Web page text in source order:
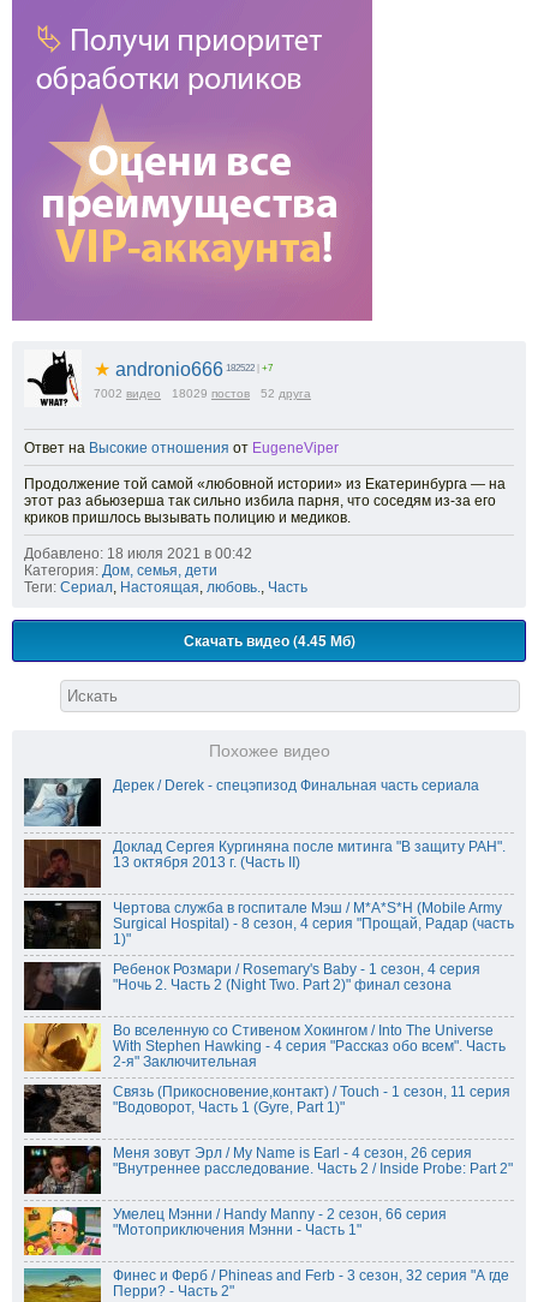
★ andronio666 182522 +7
7002 видео 18029 постов 52 друга
Ответ на Высокие отношения от EugeneViper
Продолжение той самой «любовной истории» из Екатеринбурга — на
этот раз абьюзерша так сильно избила парня, что соседям из-за его
криков пришлось вызывать полицию и медиков.
Добавлено: 18 июля 2021 в 00:42
Категория: Дом, семья, дети
Теги: Сериал, Настоящая, любовь., Часть
Скачать видео (4.45 Мб)
Похожее видео
Дерек / Derek - спецэпизод Финальная часть сериала
Доклад Сергея Кургиняна после митинга "В защиту РАН".
13 октября 2013 г. (Часть II)
Чертова служба в госпитале Мэш / M*A*S*H (Mobile Army
Surgical Hospital) - 8 сезон, 4 серия "Прощай, Радар (часть
1)"
Ребенок Розмари / Rosemary's Baby - 1 сезон, 4 серия
"Ночь 2. Часть 2 (Night Two. Part 2)" финал сезона
Во вселенную со Стивеном Хокингом / Into The Universe
With Stephen Hawking - 4 серия "Рассказ обо всем". Часть
2-я" Заключительная
Связь (Прикосновение,контакт) / Touch - 1 сезон, 11 серия
"Водоворот, Часть 1 (Gyre, Part 1)"
Меня зовут Эрл / My Name is Earl - 4 сезон, 26 серия
"Внутреннее расследование. Часть 2 / Inside Probe: Part 2"
Умелец Мэнни / Handy Manny - 2 сезон, 66 серия
"Мотоприключения Мэнни - Часть 1"
Финес и Ферб / Phineas and Ferb - 3 сезон, 32 серия "А где
Перри? - Часть 2"